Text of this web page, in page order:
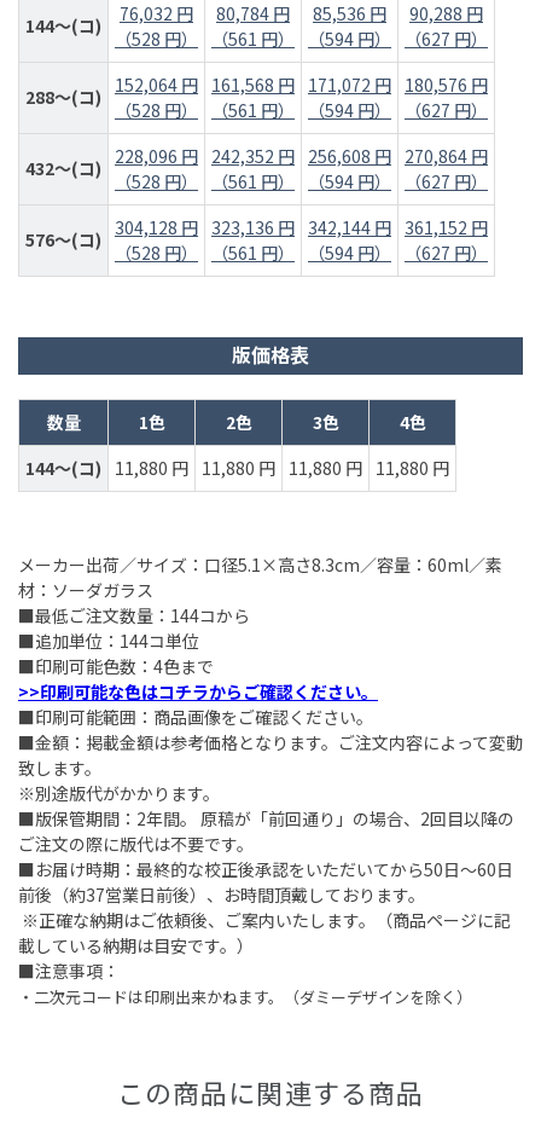
144～(コ)
76,032 円
（528 円）
80,784 円
（561 円）
85,536 円
（594 円）
90,288 円
（627 円）
288～(コ)
152,064 円
（528 円）
161,568 円
（561 円）
171,072 円
（594 円）
180,576 円
（627 円）
432～(コ)
228,096 円
（528 円）
242,352 円
（561 円）
256,608 円
（594 円）
270,864 円
（627 円）
576～(コ)
304,128 円
（528 円）
323,136 円
（561 円）
342,144 円
（594 円）
361,152 円
（627 円）
版価格表
数量 1色 2色 3色
4色
144～(コ)
11,880 円 11,880 円 11,880 円 11,880 円
メーカー出荷／サイズ：口径5.1×高さ8.3cm／容量：60ml／素
材：ソーダガラス
■最低ご注文数量：144コから
■追加単位：144コ単位
■印刷可能色数：4色まで
>>印刷可能な色はコチラからご確認ください。
■印刷可能範囲：商品画像をご確認ください。
■金額：掲載金額は参考価格となります。ご注文内容によって変動
致します。
※別途版代がかかります。
■版保管期間：2年間。 原稿が「前回通り」の場合、2回目以降の
ご注文の際に版代は不要です。
■お届け時期：最終的な校正後承認をいただいてから50日～60日
前後（約37営業日前後）、お時間頂戴しております。
※正確な納期はご依頼後、ご案内いたします。（商品ページに記
載している納期は目安です。）
■注意事項：
・二次元コードは印刷出来かねます。（ダミーデザインを除く）
この商品に関連する商品